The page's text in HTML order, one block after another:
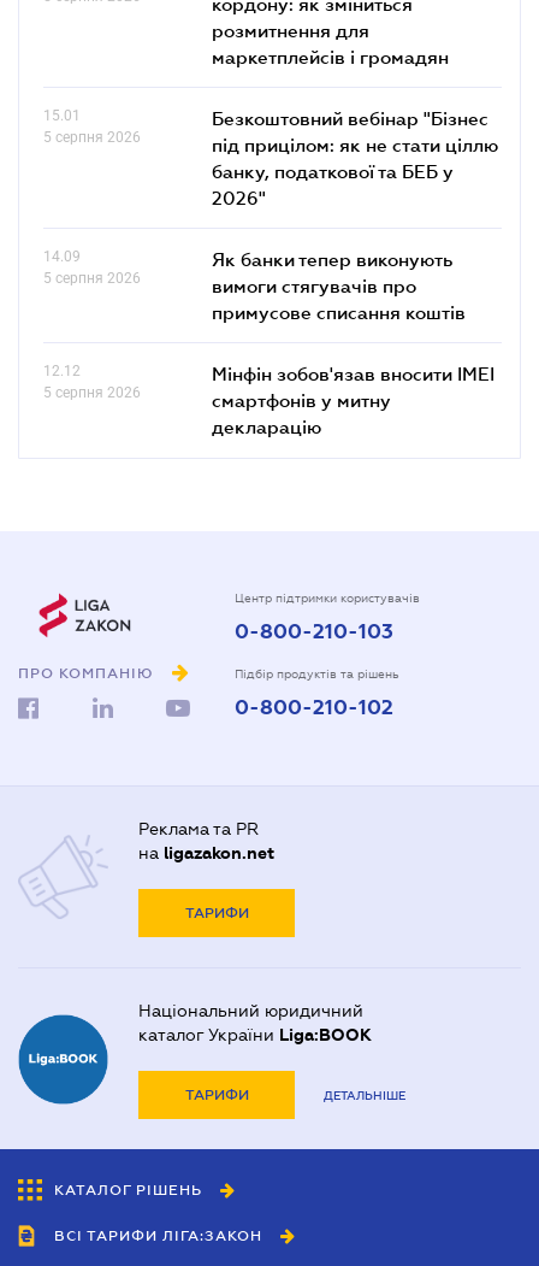
розмитнення для
маркетплейсів і громадян
15.01
5 серпня 2026
Безкоштовний вебінар "Бізнес
під прицілом: як не стати ціллю
банку, податкової та БЕБ у
2026"
14.09
5 серпня 2026
Як банки тепер виконують
вимоги стягувачів про
примусове списання коштів
12.12
5 серпня 2026
Мінфін зобов'язав вносити IMEI
смартфонів у митну
декларацію
ПРО КОМПАНІЮ
Центр підтримки користувачів
0-800-210-103
Підбір продуктів та рішень
0-800-210-102
Реклама та PR
на ligazakon.net
ТАРИФИ
Національний юридичний
каталог України Liga:BOOK
ТАРИФИ ДЕТАЛЬНІШЕ
КАТАЛОГ РІШЕНЬ
ВСІ ТАРИФИ ЛІГА:ЗАКОН